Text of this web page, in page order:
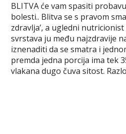
c
e
b
o
o
k
i
t
t
e
r
n
t
e
r
e
s
m
b
l
r
b
e
r
s
BLITVA će vam spasiti
bolesti.. Blitva se s pravom
zdravlja’, a ugledni
svrstava ju među najzdravije
iznenaditi da se smatra i
premda jedna porcija ima tek
vlakana dugo čuva sitost.